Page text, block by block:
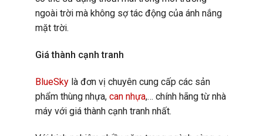
ngoài trời mà không sợ tác động của ánh nắng
mặt trời.
Giá thành cạnh tranh
BlueSky là đơn vị chuyên cung cấp các sản
phẩm thùng nhựa, can nhựa,… chính hãng từ nhà
máy với giá thành cạnh tranh nhất.